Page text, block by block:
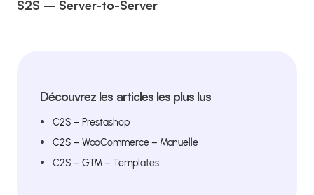
S2S – Server-to-Server
Découvrez les articles les plus lus
C2S – Prestashop
C2S – WooCommerce – Manuelle
C2S – GTM – Templates